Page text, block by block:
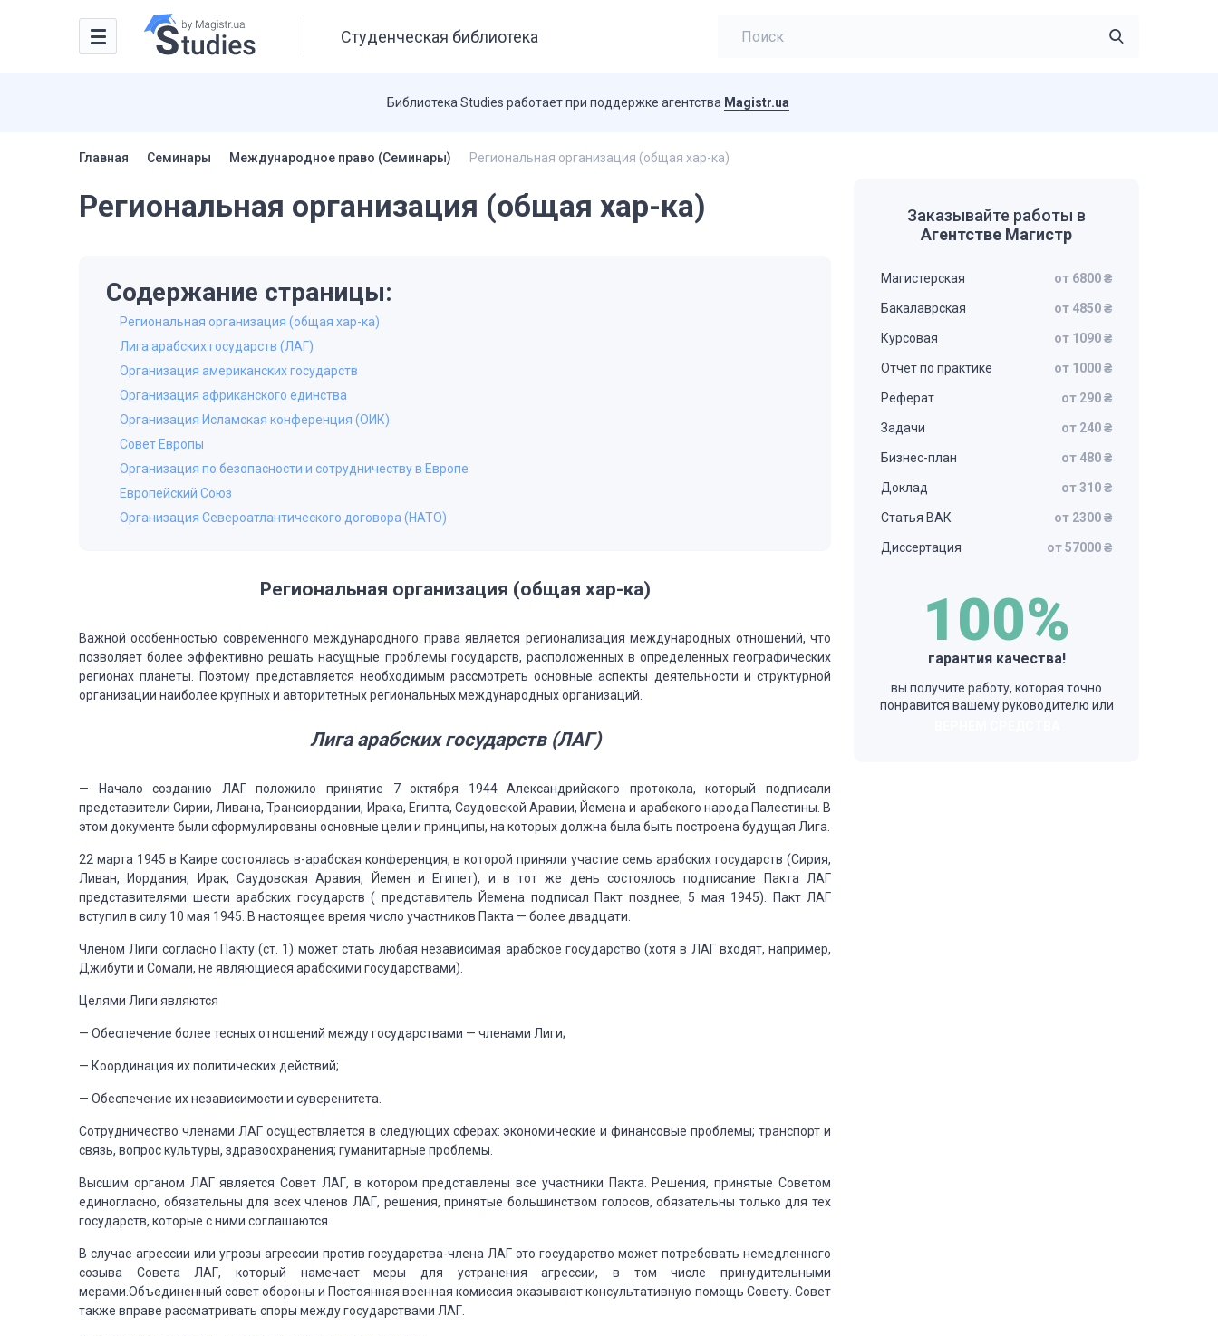
Студенческая библиотека
Библиотека Studies работает при поддержке агентства Magistr.ua
Главная Семинары Международное право (Семинары) Региональная организация (общая хар-ка)
Региональная организация (общая хар-ка)
Содержание страницы:
Региональная организация (общая хар-ка)
Лига арабских государств (ЛАГ)
Организация американских государств
Организация африканского единства
Организация Исламская конференция (ОИК)
Совет Европы
Организация по безопасности и сотрудничеству в Европе
Европейский Союз
Организация Североатлантического договора (НАТО)
Региональная организация (общая хар-ка)
Важной особенностью современного международного права является регионализация международных отношений, что
позволяет более эффективно решать насущные проблемы государств, расположенныхв определенных географических
регионах планеты.
Поэтому представляется необходимым рассмотреть основные аспекты деятельности и структурной
организации наиболее крупных и авторитетныхрегиональных международных организаций.
Лигаарабских государств (ЛАГ)
— Начало созданию ЛАГ положило принятие 7 октября 1944 Александрийского протокола, который подписали
представители Сирии, Ливана, Трансиордании, Ирака, Египта, Саудовской Аравии, Йемена и арабского народа Палестины. В
этом документе были сформулированы основные цели и принципы, на которых должна была быть построена будущая Лига.
22 марта 1945 в Каире состоялась в-арабская конференция, в которой приняли участие семь арабских государств (Сирия,
Ливан, Иордания, Ирак, Саудовская Аравия, Йемен и Египет), и в тот же день состоялось подписание Пакта ЛАГ
представителями шести арабских государств ( представитель Йемена подписал Пакт позднее, 5 мая 1945).
Пакт ЛАГ
вступил в силу 10 мая 1945. В настоящее время число участников Пакта — более двадцати.
Членом Лиги согласно Пакту (ст. 1) может стать любая независимая арабское государство (хотя в ЛАГ входят, например,
Джибути и Сомали, не являющиеся арабскими государствами).
Целями Лиги являются
— Обеспечение более тесных отношений между государствами — членами Лиги;
— Координация их политических действий;
— Обеспечение их независимости и суверенитета.
Сотрудничество членами ЛАГ осуществляется в следующих сферах: экономические и финансовые проблемы; транспорт и
связь, вопрос культуры, здравоохранения; гуманитарные проблемы.
Высшим органом ЛАГ является Совет ЛАГ, в котором представлены все участники Пакта.
Решения, принятые Советом
единогласно, обязательны для всех членов ЛАГ, решения, принятые большинством голосов, обязательны только для тех
государств, которые с ними соглашаются.
В случае агрессии или угрозы агрессии против государства-члена ЛАГ это государство может потребовать немедленного
созыва Совета ЛАГ, который намечает меры для устранения агрессии, в том числе принудительными
мерами.Объединенный совет обороны и Постоянная военная комиссия оказывают консультативную помощь Совету. Совет
также вправе рассматривать споры междугосударствами ЛАГ.
Заказывайте работы в
Агентстве Магистр
Магистерская от 6800 ₴
Бакалаврская от 4850 ₴
Курсовая от 1090 ₴
Отчет по практике от 1000 ₴
Реферат от 290 ₴
Задачи от 240 ₴
Бизнес-план от 480 ₴
Доклад от 310 ₴
Статья ВАК от 2300 ₴
Диссертация от 57000 ₴
100%
гарантия качества!
вы получите работу, которая точно
понравится вашему руководителю или